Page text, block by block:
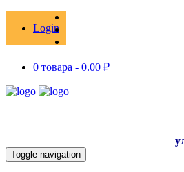
Login
0 товара - 0.00 ₽
Toggle navigation